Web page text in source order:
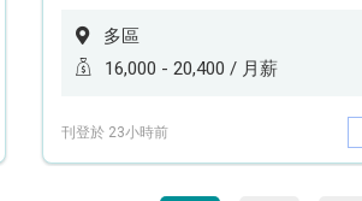
多區
16,000 - 20,400 / 月薪
刊登於 23小時前